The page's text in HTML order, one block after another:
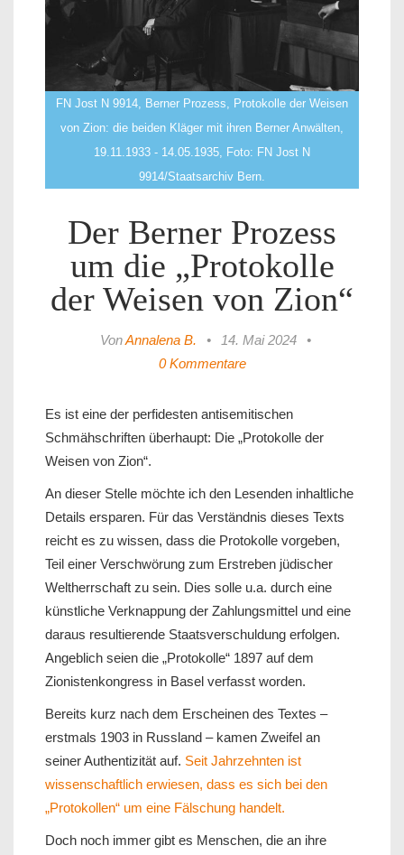
FN Jost N 9914, Berner Prozess, Protokolle der Weisen
von Zion: die beiden Kläger mit ihren Berner Anwälten,
19.11.1933 - 14.05.1935, Foto: FN Jost N
9914/Staatsarchiv Bern.
Der Berner Prozess
um die „Protokolle
der Weisen von Zion“
VonAnnalena B. • 14. Mai 2024
•
0 Kommentare
Es ist eine der perfidesten antisemitischen
Schmähschriften überhaupt: Die „Protokolle der
Weisen von Zion“.
An dieser Stelle möchte ich den Lesenden inhaltliche
Details ersparen. Für das Verständnis dieses Texts
reicht es zu wissen, dass die Protokolle vorgeben,
Teil einer Verschwörung zum Erstreben jüdischer
Weltherrschaft zu sein. Dies solle u.a. durch eine
künstliche Verknappung der Zahlungsmittel und eine
daraus resultierende Staatsverschuldung erfolgen.
Angeblich seien die „Protokolle“ 1897 auf dem
Zionistenkongress in Basel verfasst worden.
Bereits kurz nach dem Erscheinen des Textes –
erstmals 1903 in Russland – kamen Zweifel an
seiner Authentizität auf. Seit Jahrzehnten ist
wissenschaftlich erwiesen, dass es sich bei den
„Protokollen“ um eine Fälschung handelt.
Doch noch immer gibt es Menschen, die an ihre